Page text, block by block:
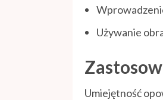
Używanie
Umiejętność